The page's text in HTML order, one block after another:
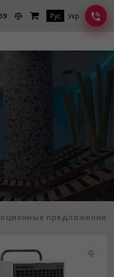
Рус Укр
предложения